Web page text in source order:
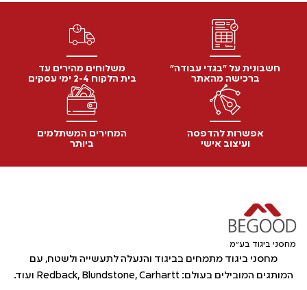
חשבונית על "בגדי עבודה"
ברכישה מהאתר
משלוחים מהירים עד
בית הלקוח 2-4 ימי עסקים
אפשרות להדפסה
ועיצוב אישי
המחירים המשתלמים
ביותר
מחסני ביגוד בע"מ
מחסני ביגוד מתמחים בביגוד והנעלה לתעשייה ולשטח, עם
המותגים המובילים בעולם: Redback, Blundstone, Carhartt ועוד.